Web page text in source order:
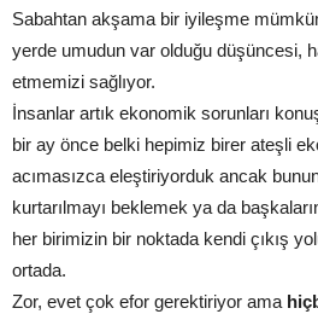
Sabahtan akşama bir iyileşme
yerde umudun var olduğu düşüncesi,
etmemizi sağlıyor.
İnsanlar artık ekonomik sorunları
bir ay önce belki hepimiz birer ateşli
acımasızca eleştiriyorduk ancak
kurtarılmayı beklemek ya da
her birimizin bir noktada kendi çıkış
ortada.
Zor, evet çok efor gerektiriyor ama